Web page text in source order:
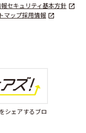
セキュリティ基本方針
マップ採用情報
シェアするブロ